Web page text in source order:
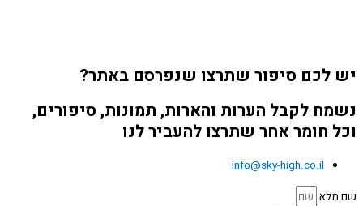
יש לכם סיפור שתרצו שנפרסם באתר?
נשמח לקבל הערות והארות, תמונות, סיפורים,
וכל חומר אחר שתרצו להעביר לנו
info@sky-high.co.il
שם מלא